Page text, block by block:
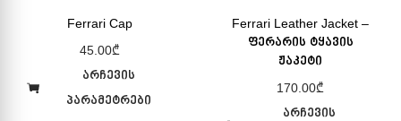
Ferrari Cap
45.00₾
არჩევის
პარამეტრები
Ferrari Leather Jacket –
ფერარის ტყავის
ჟაკეტი
170.00₾
არჩევის